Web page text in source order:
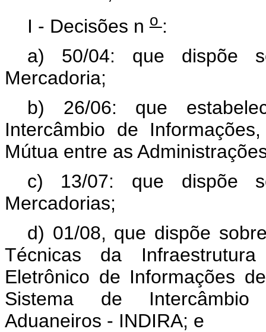
I - Decisões no :
a) 50/04: que dispõe
Mercadoria;
b) 26/06: que
Intercâmbio de
Mútua entre as
c) 13/07: que dispõe
Mercadorias;
d) 01/08, que dispõe
Técnicas da
Eletrônico de Informações
Sistema de
Aduaneiros - INDIRA; e